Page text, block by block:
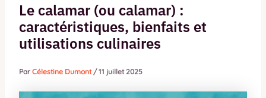
Le calamar (ou calamar) :
caractéristiques, bienfaits et
utilisations culinaires
Par Célestine Dumont/11 juillet 2025